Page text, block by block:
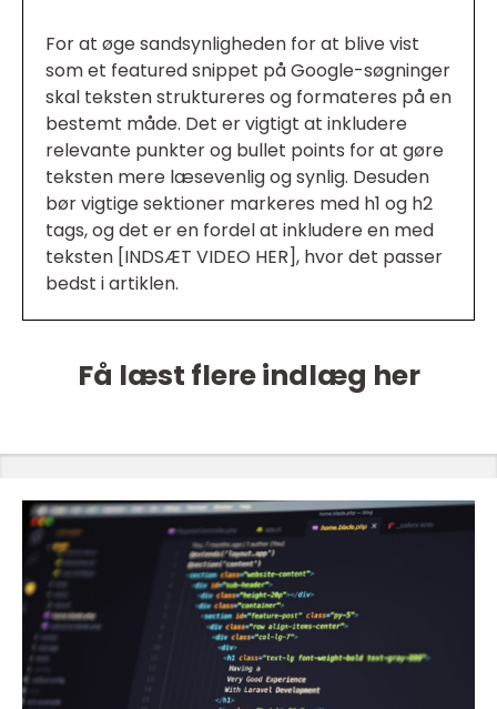
For at øge sandsynligheden for at blive vist
som et featured snippet på Google-søgninger
skal teksten struktureres og formateres på en
bestemt måde. Det er vigtigt at inkludere
relevante punkter og bullet points for at gøre
teksten mere læsevenlig og synlig. Desuden
bør vigtige sektioner markeres med h1 og h2
tags, og det er en fordel at inkludere en med
teksten [INDSÆT VIDEO HER], hvor det passer
bedst i artiklen.
Få læst flere indlæg her